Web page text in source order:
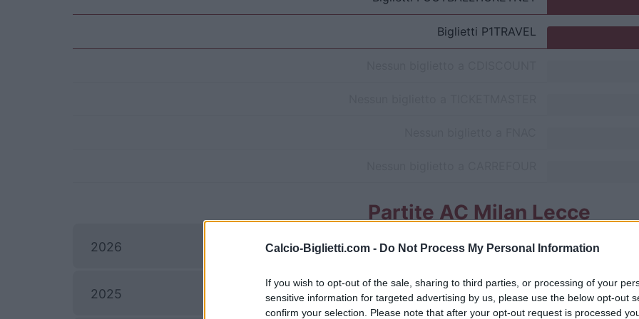
Calcio-Biglietti.com - Do Not Process My Personal Information
If you wish to opt-out of the sale, sharing to third parties, or processing of your
sensitive information for targeted advertising by us, please use the below opt-out
confirm your selection. Please note that after your opt-out request is processed
Biglietti P1TRAVEL
Partite AC Milan Lecce
2026 AC Milan 1-0
2025 AC Milan 3-0